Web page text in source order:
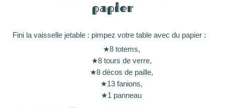
papier
Fini la vaisselle jetable : pimpez votre table avec du papier :
8 totems,
8 tours de verre,
8 décos de paille,
13 fanions,
1 panneau